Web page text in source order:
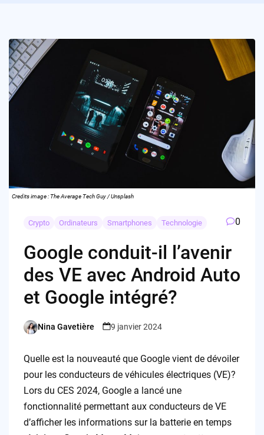
Credits image : The Average Tech Guy / Unsplash
Crypto Ordinateurs Smartphones Technologie 0
Google conduit-il l’avenir
des VE avec Android Auto
et Google intégré?
Posted
Nina Gavetière 9 janvier 2024
Quelle est la nouveauté que Google vient de dévoiler
pour les conducteurs de véhicules électriques (VE)?
Lors du CES 2024, Google a lancé une
fonctionnalité permettant aux conducteurs de VE
d’afficher les informations sur la batterie en temps